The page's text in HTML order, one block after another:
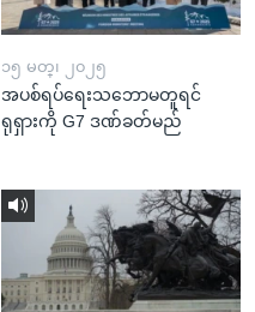
၁၅ မတ္၊ ၂၀၂၅
အပစ်ရပ်ရေးသဘောမတူရင်
ရုရှားကို G7 ဒဏ်ခတ်မည်